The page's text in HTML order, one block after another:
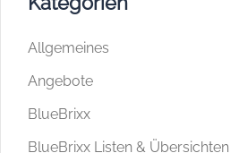
Allgemeines
Angebote
BlueBrixx
BlueBrixx Listen & Übersichten